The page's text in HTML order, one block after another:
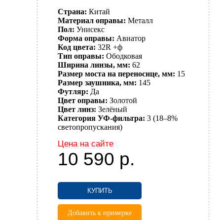
Страна: Китай
Материал оправы: Металл
Пол: Унисекс
Форма оправы: Авиатор
Код цвета: 32R +ф
Тип оправы: Ободковая
Ширина линзы, мм: 62
Размер моста на переносице, мм: 15
Размер заушника, мм: 145
Футляр: Да
Цвет оправы: Золотой
Цвет линз: Зелёный
Категория УФ-фильтра: 3 (18–8%
светопропускания)
Цена на сайте
10 590 р.
КУПИТЬ
Добавить к примерке